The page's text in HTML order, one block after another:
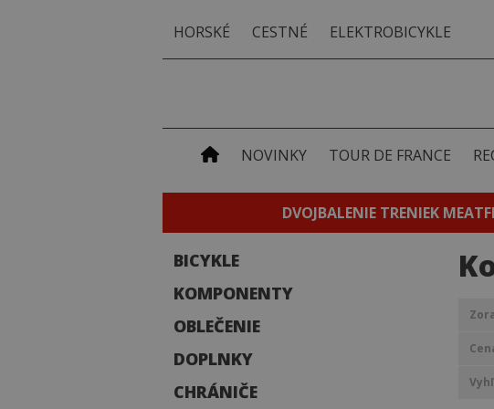
HORSKÉ CESTNÉ ELEKTROBICYKLE
NOVINKY TOUR DE FRANCE
DVOJBALENIE TRENIEK
BICYKLE
KOMPONENTY
OBLEČENIE
DOPLNKY
CHRÁNIČE